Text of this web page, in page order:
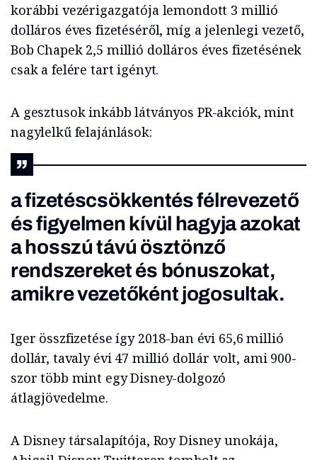
korábbi vezérigazgatója lemondott 3 millió
dolláros éves fizetéséről, míg a jelenlegi vezető,
Bob Chapek 2,5 millió dolláros éves fizetésének
csak a felére tart igényt.
A gesztusok inkább látványos PR-akciók, mint
nagylelkű felajánlások:
a fizetéscsökkentés félrevezető
és figyelmen kívül hagyja azokat
a hosszú távú ösztönző
rendszereket és bónuszokat,
amikre vezetőként jogosultak.
Iger összfizetése így 2018-ban évi 65,6 millió
dollár, tavaly évi 47 millió dollár volt, ami 900-
szor több mint egy Disney-dolgozó
átlagjövedelme.
A Disney társalapítója, Roy Disney unokája,